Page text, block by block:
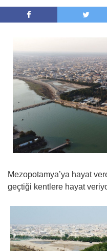
Mezopotamya’ya hayat
geçtiği kentlere hayat